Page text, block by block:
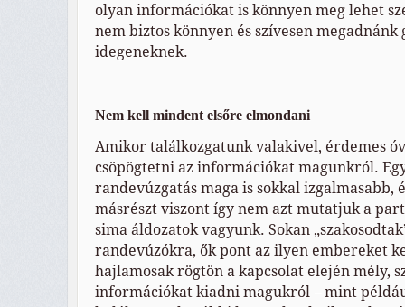
olyan információkat is könnyen meg lehet
nem biztos könnyen és szívesen
idegeneknek.
Nem kell mindent elsőre elmondani
Amikor találkozgatunk valakivel, érdemes
csöpögtetni az információkat magunkról.
randevúzgatás maga is sokkal izgalmasabb,
másrészt viszont így nem azt mutatjuk a
sima áldozatok vagyunk. Sokan
randevúzókra, ők pont az ilyen embereket
hajlamosak rögtön a kapcsolat elején mély,
információkat kiadni magukról – mint